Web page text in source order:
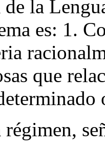
de la
es: 1.
que